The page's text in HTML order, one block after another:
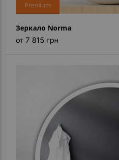
Premium
Зеркало Norma
от 7 815 грн